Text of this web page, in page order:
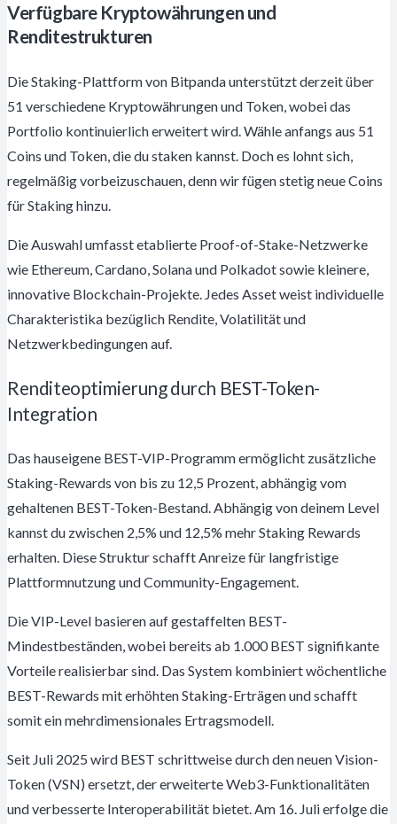
Verfügbare Kryptowährungen und
Renditestrukturen
Die Staking-Plattform von Bitpanda unterstützt derzeit über
51 verschiedene Kryptowährungen und Token, wobei das
Portfolio kontinuierlich erweitert wird. Wähle anfangs aus 51
Coins und Token, die du staken kannst. Doch es lohnt sich,
regelmäßig vorbeizuschauen, denn wir fügen stetig neue Coins
für Staking hinzu.
Die Auswahl umfasst etablierte Proof-of-Stake-Netzwerke
wie Ethereum, Cardano, Solana und Polkadot sowie kleinere,
innovative Blockchain-Projekte. Jedes Asset weist individuelle
Charakteristika bezüglich Rendite, Volatilität und
Netzwerkbedingungen auf.
Renditeoptimierung durch BEST-Token-
Integration
Das hauseigene BEST-VIP-Programm ermöglicht zusätzliche
Staking-Rewards von bis zu 12,5 Prozent, abhängig vom
gehaltenen BEST-Token-Bestand. Abhängig von deinem Level
kannst du zwischen 2,5% und 12,5% mehr Staking Rewards
erhalten. Diese Struktur schafft Anreize für langfristige
Plattformnutzung und Community-Engagement.
Die VIP-Level basieren auf gestaffelten BEST-
Mindestbeständen, wobei bereits ab 1.000 BEST signifikante
Vorteile realisierbar sind. Das System kombiniert wöchentliche
BEST-Rewards mit erhöhten Staking-Erträgen und schafft
somit ein mehrdimensionales Ertragsmodell.
Seit Juli 2025 wird BEST schrittweise durch den neuen Vision-
Token (VSN) ersetzt, der erweiterte Web3-Funktionalitäten
und verbesserte Interoperabilität bietet. Am 16. Juli erfolge die